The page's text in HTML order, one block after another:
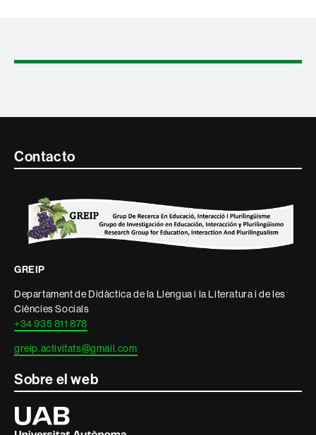
Contacte
informació
legal
Contacto
GREIP
Departament de Didàctica de la Llengua i la Literatura i de les
Ciències Socials
+34 935 811 878
greip.activitats@gmail.com
Sobre el web
Universitat
Autònoma